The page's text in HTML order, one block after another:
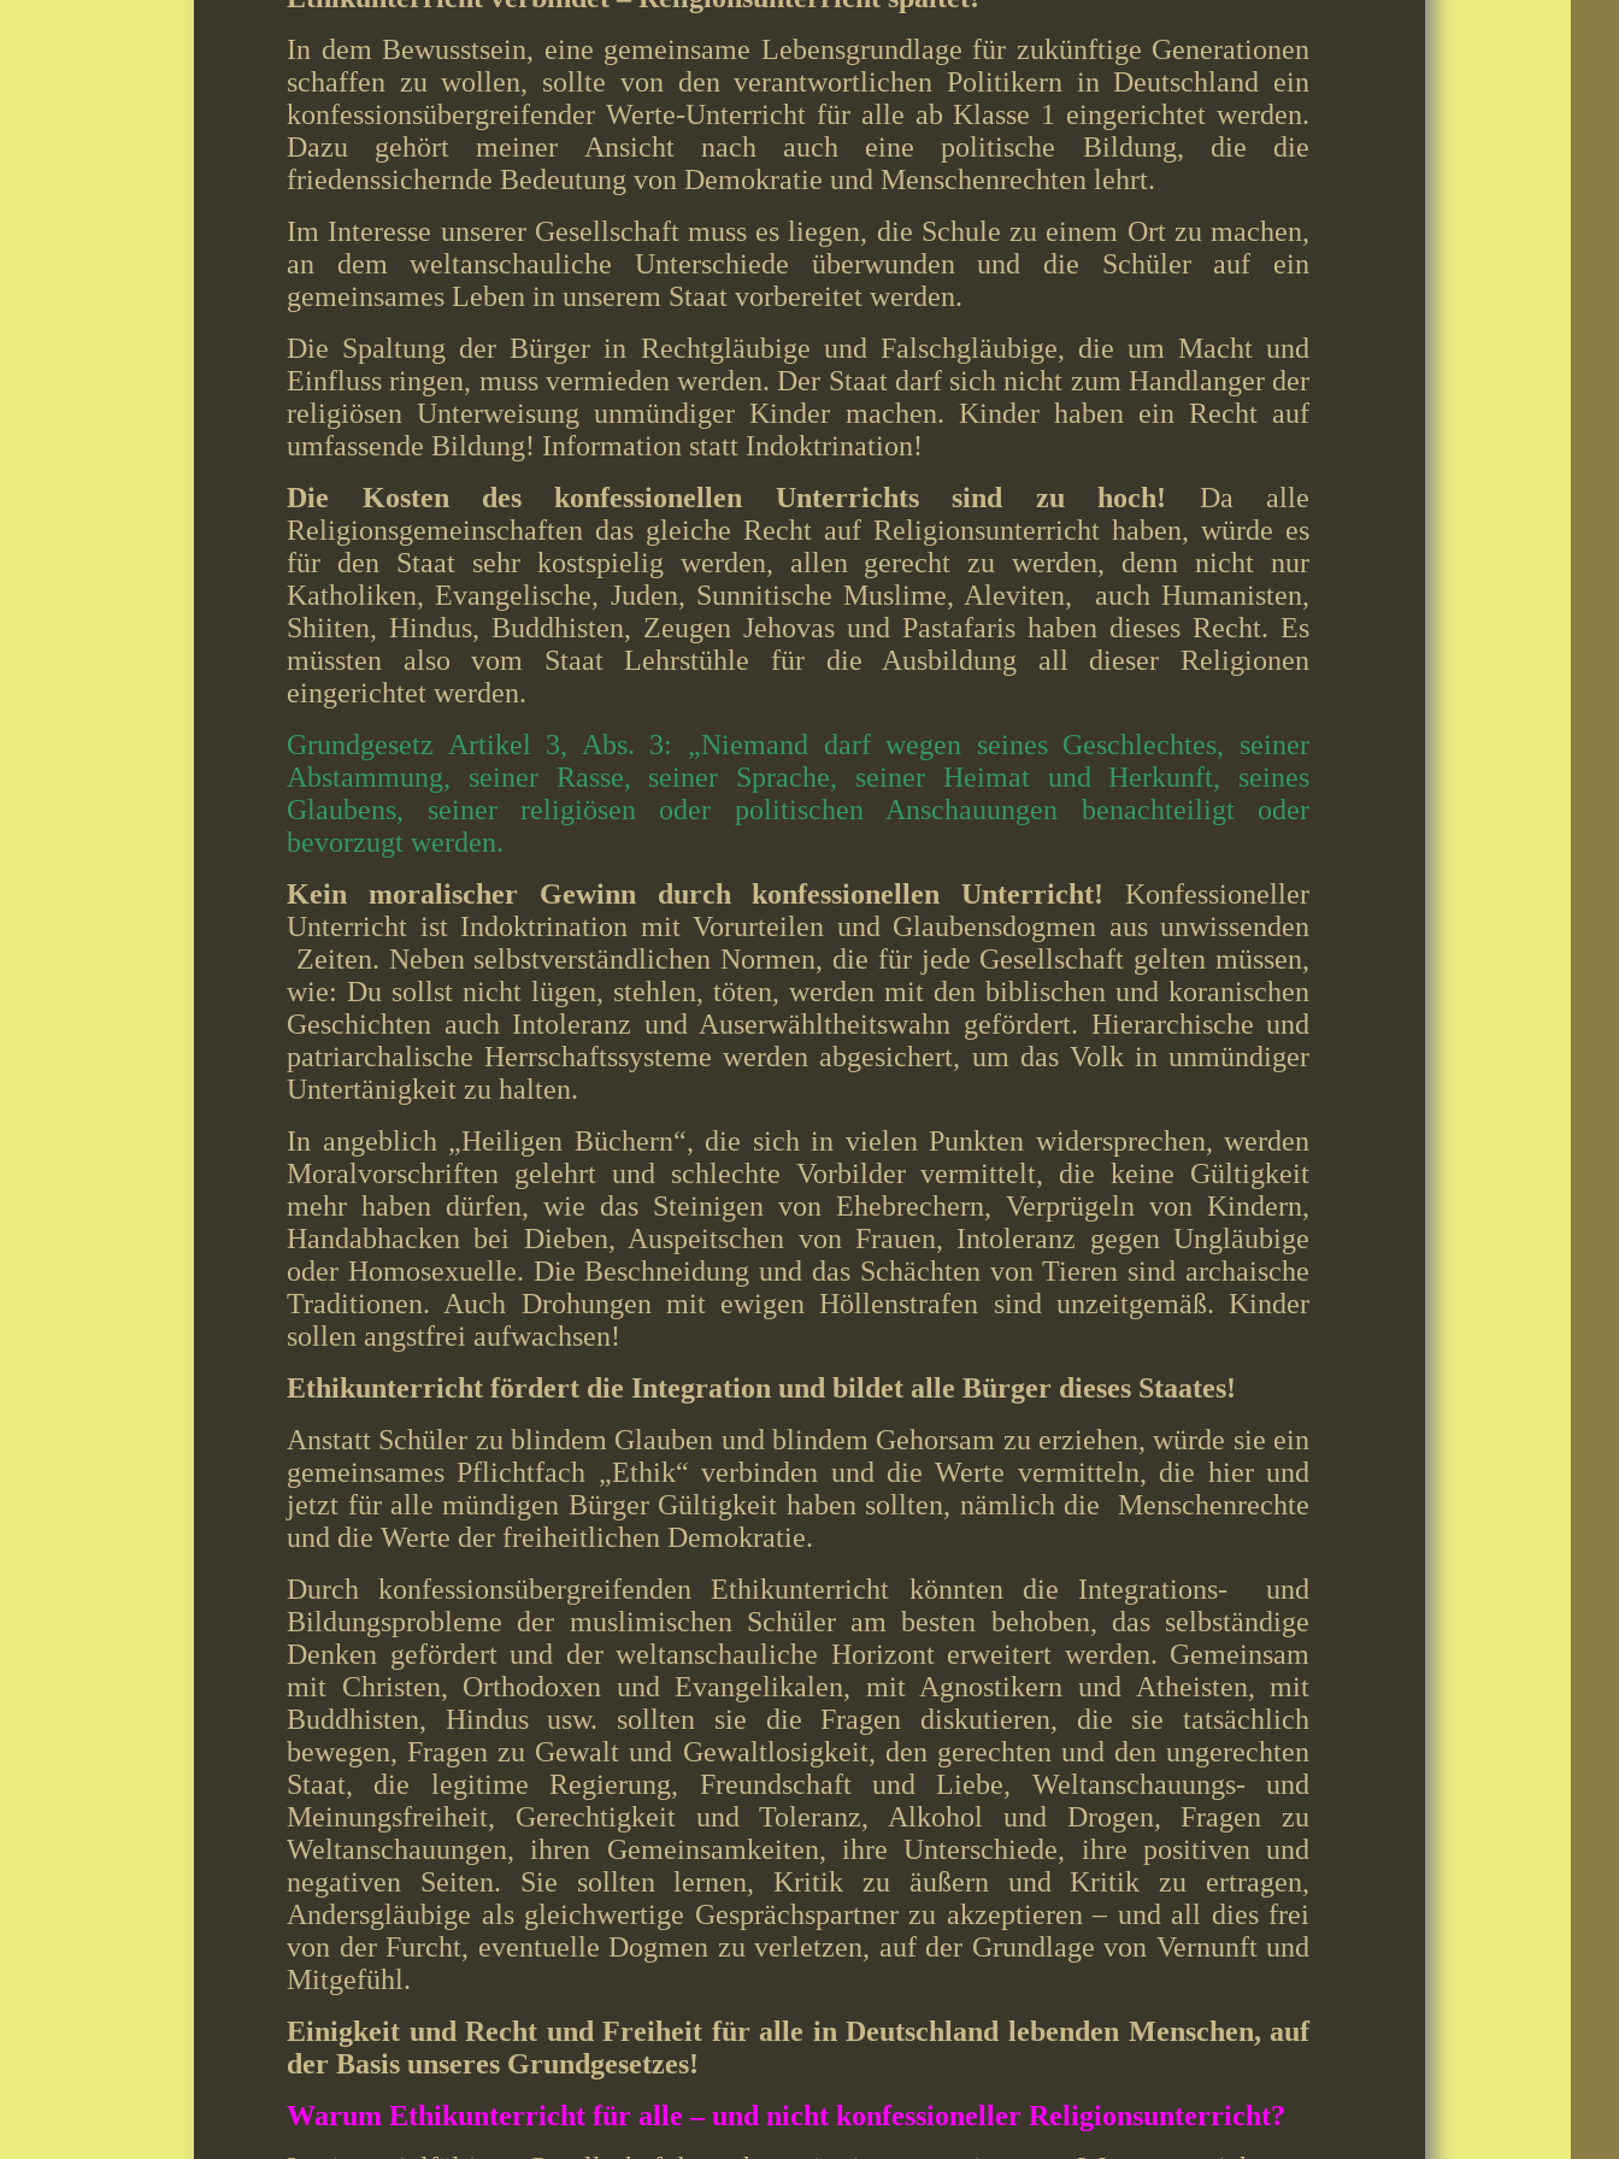
zu
regeln.
In dem Bewusstsein, eine gemeinsame Lebensgrundlage für zukünftige Generationen
schaffen zu wollen, sollte von den verantwortlichen Politikern in Deutschland ein
konfessionsübergreifender Werte-Unterricht für alle ab Klasse 1 eingerichtet werden.
Dazu gehört meiner Ansicht nach auch eine politische Bildung, die die
friedenssichernde Bedeutung von Demokratie und Menschenrechten lehrt.
Im Interesse unserer Gesellschaft muss es liegen, die Schule zu einem Ort zu machen,
an dem weltanschauliche Unterschiede überwunden und die Schüler auf ein
gemeinsames Leben in unserem Staat vorbereitet werden.
Die Spaltung der Bürger in Rechtgläubige und Falschgläubige, die um Macht und
Einfluss ringen, muss vermieden werden. Der Staat darf sich nicht zum Handlanger der
religiösen Unterweisung unmündiger Kinder machen. Kinder haben ein Recht auf
umfassende Bildung! Information statt Indoktrination!
Die Kosten des konfessionellen Unterrichts sind zu hoch! Da alle
Religionsgemeinschaften das gleiche Recht auf Religionsunterricht haben, würde es
für den Staat sehr kostspielig werden, allen gerecht zu werden, denn nicht nur
Katholiken, Evangelische, Juden, Sunnitische Muslime, Aleviten, auch Humanisten,
Shiiten, Hindus, Buddhisten, Zeugen Jehovas und Pastafaris haben dieses Recht. Es
müssten also vom Staat Lehrstühle für die Ausbildung all dieser Religionen
eingerichtet werden.
Grundgesetz Artikel 3, Abs. 3: „Niemand darf wegen seines Geschlechtes, seiner
Abstammung, seiner Rasse, seiner Sprache, seiner Heimat und Herkunft, seines
Glaubens, seiner religiösen oder politischen Anschauungen benachteiligt oder
bevorzugt werden.
Kein moralischer Gewinn durch konfessionellen Unterricht!Konfessioneller
Unterricht ist Indoktrination mit Vorurteilen und Glaubensdogmen aus unwissenden
Zeiten. Neben selbstverständlichen Normen, die für jede Gesellschaft gelten müssen,
wie: Du sollst nicht lügen, stehlen, töten, werden mit den biblischen und koranischen
Geschichten auch Intoleranz und Auserwähltheitswahn gefördert. Hierarchische und
patriarchalische Herrschaftssysteme werden abgesichert, um das Volk in unmündiger
Untertänigkeit zu halten.
In angeblich „Heiligen Büchern“, die sich in vielen Punkten widersprechen, werden
Moralvorschriften gelehrt und schlechte Vorbilder vermittelt, die keine Gültigkeit
mehr haben dürfen, wie das Steinigen von Ehebrechern, Verprügeln von Kindern,
Handabhacken bei Dieben, Auspeitschen von Frauen, Intoleranz gegen Ungläubige
oder Homosexuelle. Die Beschneidung und das Schächten von Tieren sind archaische
Traditionen. Auch Drohungen mit ewigen Höllenstrafen sind unzeitgemäß. Kinder
sollen angstfrei aufwachsen!
Ethikunterricht fördert die Integration und bildet alle Bürger dieses Staates!
Anstatt Schüler zu blindem Glauben und blindem Gehorsam zu erziehen, würde sie ein
gemeinsames Pflichtfach „Ethik“ verbinden und die Werte vermitteln, die hier und
jetzt für alle mündigen Bürger Gültigkeit haben sollten, nämlich die Menschenrechte
und die Werte der freiheitlichen Demokratie.
Durch konfessionsübergreifenden Ethikunterricht könnten die Integrations- und
Bildungsprobleme der muslimischen Schüler am besten behoben, das selbständige
Denken gefördert und der weltanschauliche Horizont erweitert werden. Gemeinsam
mit Christen, Orthodoxen und Evangelikalen, mit Agnostikern und Atheisten, mit
Buddhisten, Hindus usw. sollten sie die Fragen diskutieren, die sie tatsächlich
bewegen, Fragen zu Gewalt und Gewaltlosigkeit, den gerechten und den ungerechten
Staat, die legitime Regierung, Freundschaft und Liebe, Weltanschauungs- und
Meinungsfreiheit, Gerechtigkeit und Toleranz, Alkohol und Drogen, Fragen zu
Weltanschauungen, ihren Gemeinsamkeiten, ihre Unterschiede, ihre positiven und
negativen Seiten. Sie sollten lernen, Kritik zu äußern und Kritik zu ertragen,
Andersgläubige als gleichwertige Gesprächspartner zu akzeptieren – und all dies frei
von der Furcht, eventuelle Dogmen zu verletzen, auf der Grundlage von Vernunft und
Mitgefühl.
Einigkeit und Recht und Freiheit für alle in Deutschland lebenden Menschen, auf
der Basis unseres Grundgesetzes!
Warum Ethikunterricht für alle – und nicht konfessioneller Religionsunterricht?